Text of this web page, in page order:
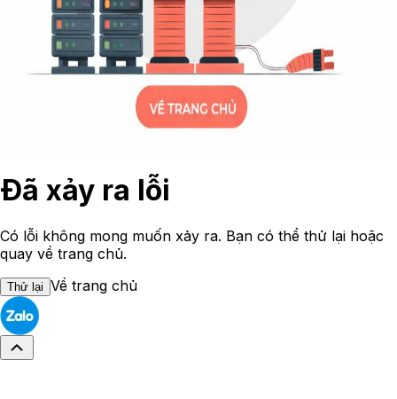
Đã xảy ra lỗi
Có lỗi không mong muốn xảy ra. Bạn có thể thử lại hoặc
quay về trang chủ.
Thử lại Về trang chủ